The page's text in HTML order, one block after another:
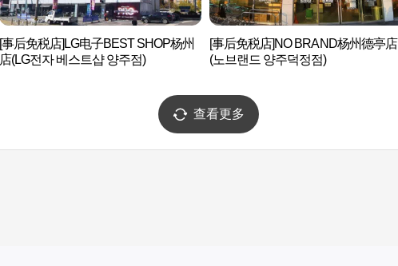
[事后免税店]LG电子BEST SHOP杨州
店(LG전자 베스트샵 양주점)
[事后免税店]NO BRAND杨州德亭店
(노브랜드 양주덕정점)
查看更多